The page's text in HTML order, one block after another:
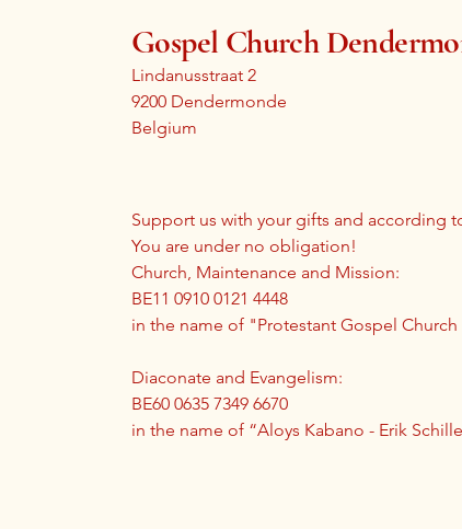
Gospel Church
Lindanusstraat 2
9200 Dendermonde
Belgium
Support us with your gifts and according
You are under no obligation!
Church, Maintenance and Mission:
BE11 0910 0121 4448
in the name of "Protestant Gospel
Diaconate and Evangelism:
BE60 0635 7349 6670
in the name of “Aloys Kabano - Erik